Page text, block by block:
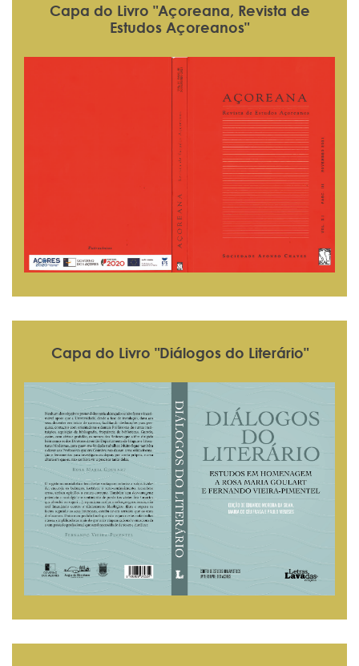
Capa do Livro "Açoreana, Revista de
Estudos Açoreanos"
Capa do Livro "Diálogos do Literário"